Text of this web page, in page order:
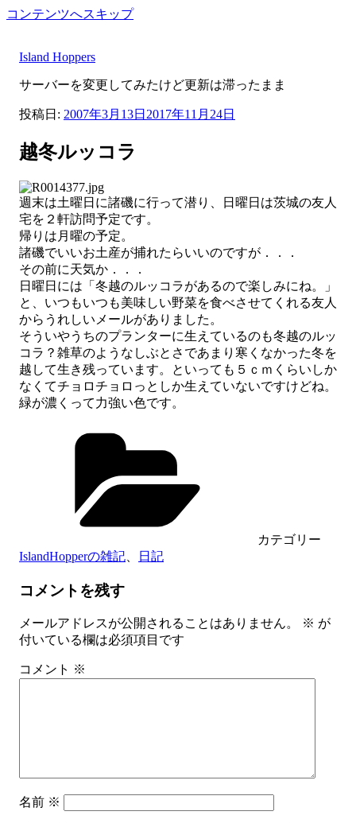
コンテンツへスキップ
Island Hoppers
サーバーを変更してみたけど更新は滞ったまま
投稿日: 2007年3月13日 2017年11月24日
越冬ルッコラ
週末は土曜日に諸磯に行って潜り、日曜日は茨城の友人
宅を２軒訪問予定です。
帰りは月曜の予定。
諸磯でいいお土産が捕れたらいいのですが．．．
その前に天気か．．．
日曜日には「冬越のルッコラがあるので楽しみにね。」
と、いつもいつも美味しい野菜を食べさせてくれる友人
からうれしいメールがありました。
そういやうちのプランターに生えているのも冬越のルッ
コラ？雑草のようなしぶとさであまり寒くなかった冬を
越して生き残っています。といっても５ｃｍくらいしか
なくてチョロチョロっとしか生えていないですけどね。
緑が濃くって力強い色です。
カテゴリー
IslandHopperの雑記
日記
コメントを残す
メールアドレスが公開されることはありません。 ※ が
付いている欄は必須項目です
コメント ※
名前 ※